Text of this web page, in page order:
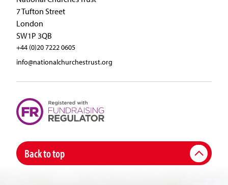
7 Tufton Street
London
SW1P 3QB
+44 (0)20 7222 0605
info@nationalchurchestrust.org
Back to top